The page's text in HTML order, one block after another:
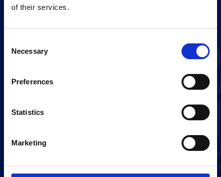
of their services.
Selection
Necessary
Preferences
Statistics
Marketing
Blog
Digitale gezondheid op de werkvloer: minder
Hoe